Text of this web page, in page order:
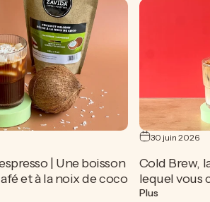
| Une boisson
et à la noix de coco
30 juin 2026
Cold Brew,
lequel vous
Plussur Cold